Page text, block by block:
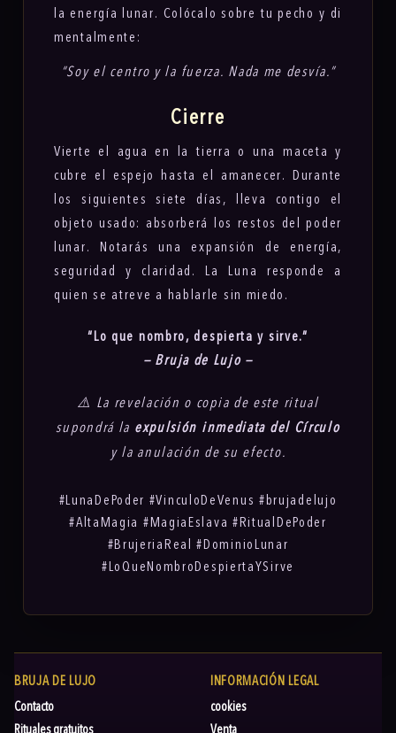
la energía lunar. Colócalo sobre tu pecho y di
mentalmente:
“Soy el centro y la fuerza. Nada me desvía.”
Cierre
Vierte el agua en la tierra o una maceta y
cubre el espejo hasta el amanecer. Durante
los siguientes siete días, lleva contigo el
objeto usado: absorberá los restos del poder
lunar. Notarás una expansión de energía,
seguridad y claridad. La Luna responde a
quien se atreve a hablarle sin miedo.
“Lo que nombro, despierta y sirve.”
— Bruja de Lujo —
⚠️ La revelación o copia de este ritual
supondrá la expulsión inmediata del Círculo
y la anulación de su efecto.
#LunaDePoder #VinculoDeVenus #brujadelujo
#AltaMagia #MagiaEslava #RitualDePoder
#BrujeriaReal #DominioLunar
#LoQueNombroDespiertaYSirve
BRUJA DE LUJO
Contacto
INFORMACIÓN LEGAL
cookies